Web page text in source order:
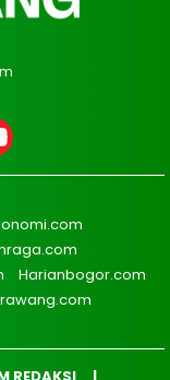
Harianbogor.com